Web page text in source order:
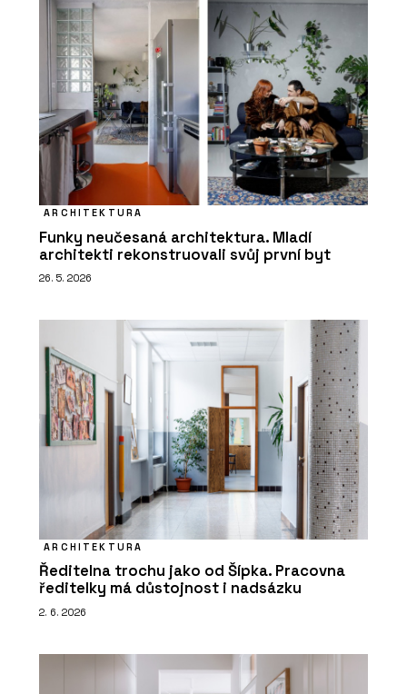
ARCHITEKTURA
Funky neučesaná architektura. Mladí
architekti rekonstruovali svůj první byt
26. 5. 2026
ARCHITEKTURA
Ředitelna trochu jako od Šípka. Pracovna
ředitelky má důstojnost i nadsázku
2. 6. 2026